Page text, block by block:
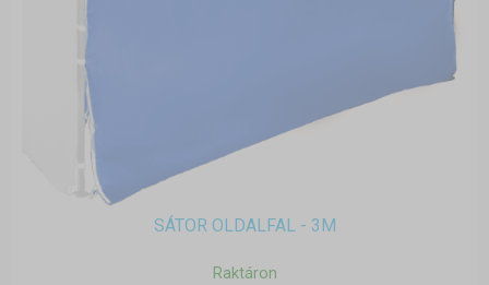
SÁTOR OLDALFAL - 3M
Raktáron